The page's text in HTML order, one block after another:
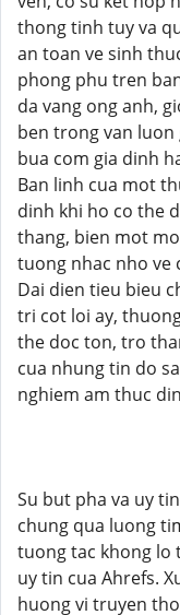
thong tinh tuy va
an toan ve sinh
phong phu tren
da vang ong anh,
ben trong van
bua com gia dinh
Ban linh cua mot
dinh khi ho co the
thang, bien mot
tuong nhac nho ve
Dai dien tieu bieu
tri cot loi ay,
the doc ton, tro
cua nhung tin do
nghiem am thuc
Su but pha va uy
chung qua luong
tuong tac khong lo
uy tin cua Ahrefs.
huong vi truyen